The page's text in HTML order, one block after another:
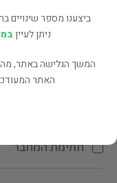
הקדשת
חתימת המחבר
ביצענו מספר שינויים
ניתן לעיין
המשך הגלישה באתר,
האתר